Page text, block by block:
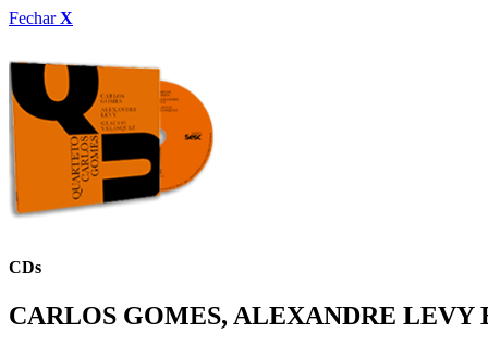
FecharX
CDs
CARLOS GOMES, ALEXANDRE LEVY